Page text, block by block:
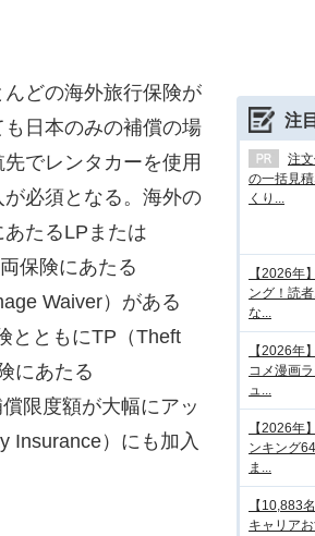
どの海外旅行保険が
日本のみの補償の場
でレンタカーを使用
必須となる。海外の
たるLPまたは
保険にあたる
Waiver）がある
とともにTP（Theft
にあたる
限度額が大幅にアッ
Insurance）にも加入
注
注
の一括見
くり...
【2026年
ング！読
な...
【2026年
コメ漫画
ュ...
【2026年
ンキング
ま...
【10,883
キャリア